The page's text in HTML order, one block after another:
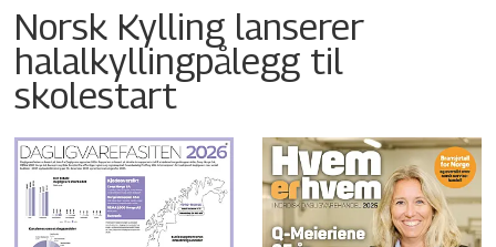
Norsk Kylling lanserer
halalkyllingpålegg til
skolestart